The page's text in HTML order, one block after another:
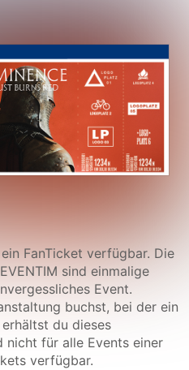
FanTicket verfügbar. Die
sind einmalige
Event.
buchst, bei der ein
du dieses
nicht für alle Events einer
verfügbar.